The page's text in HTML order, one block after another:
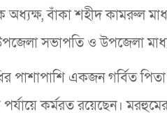
অধ্যক্ষ, বাঁকা শহীদ কামরুল
সভাপতি ও উপজেলা
পাশাপাশি একজন গর্বিত
পর্যায়ে কর্মরত রয়েছেন।